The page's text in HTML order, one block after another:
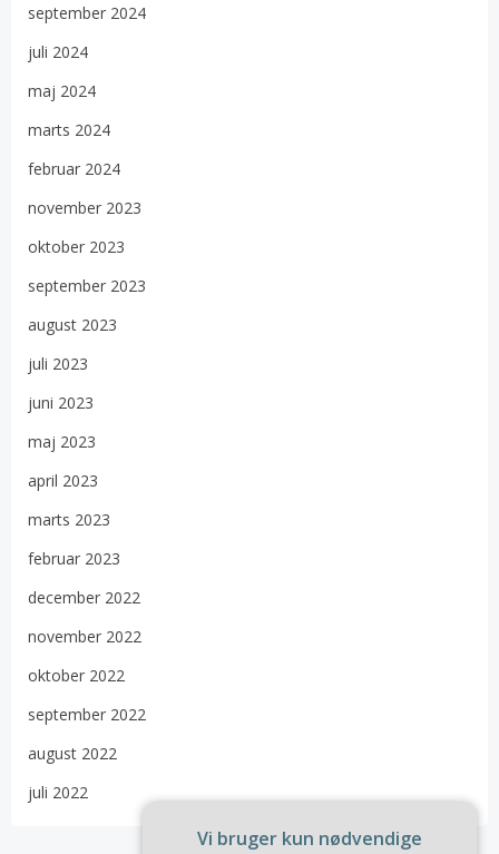
september 2024
juli 2024
maj 2024
marts 2024
februar 2024
november 2023
oktober 2023
september 2023
august 2023
juli 2023
juni 2023
maj 2023
april 2023
marts 2023
februar 2023
december 2022
november 2022
oktober 2022
september 2022
august 2022
juli 2022
Vi bruger kun nødvendige